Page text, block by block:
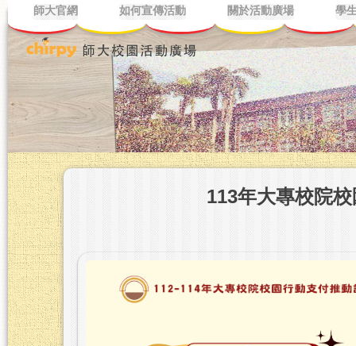
師大官網 如何宣傳活動 關於活動廣場 學
113年大專校院